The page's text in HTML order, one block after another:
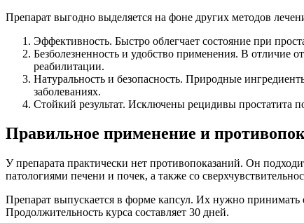
Препарат выгодно выделяется на фоне других методов
Эффективность. Быстро облегчает состояние при
Безболезненность и удобство применения. В отличие
реабилитации.
Натуральность и безопасность. Природные
заболеваниях.
Стойкий результат. Исключены рецидивы простатита
Правильное применение и
У препарата практически нет противопоказаний. Он
патологиями печени и почек, а также со
Препарат выпускается в форме капсул. Их нужно
Продолжительность курса составляет 30 дней.